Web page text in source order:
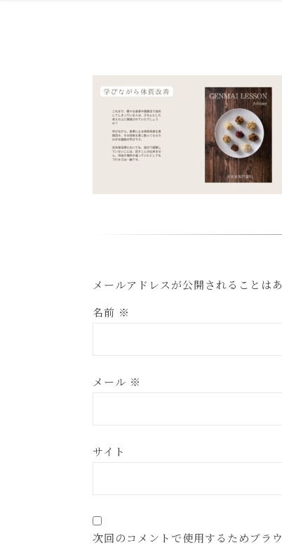
メールアドレスが公開されることは
名前 ※
メール ※
サイト
次回のコメントで使用するためブラ